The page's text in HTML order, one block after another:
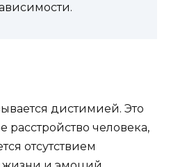
дистимией. Это
расстройство человека,
отсутствием